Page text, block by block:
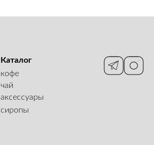
Каталог
кофе
чай
аксессуары
сиропы